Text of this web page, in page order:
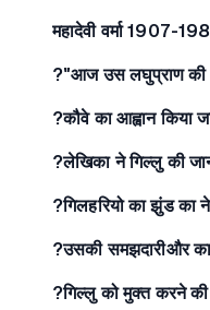
महादेवी वर्मा 1907-
?"आज उस लघुप्राण की
?कौवे का आह्वान किया
?लेखिका ने गिल्लु की
?गिलहरियो का झुंड का
?उसकी समझदारीऔर
?गिल्लु को मुक्त करने